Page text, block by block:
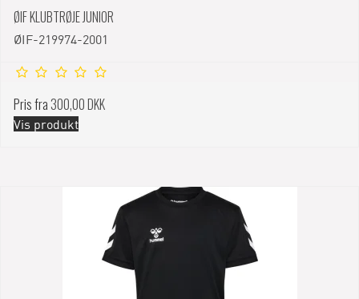
ØIF KLUBTRØJE JUNIOR
ØIF-219974-2001
Pris fra 300,00 DKK
Vis produkt